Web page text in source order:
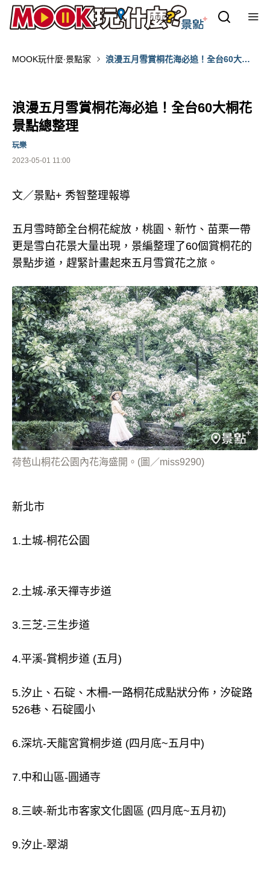
MOOK玩什麼‧景點家
浪漫五月雪賞桐花海必追！全台60大桐
浪漫五月雪賞桐花海必追！全台60大桐花
景點總整理
2023-05-01 11:00
玩樂
文／景點+ 秀智整理報導
五月雪時節全台桐花綻放，桃園、新竹、苗栗一帶
更是雪白花景大量出現，景編整理了60個賞桐花的
景點步道，趕緊計畫起來五月雪賞花之旅。
荷苞山桐花公園內花海盛開。(圖／miss9290)
新北市
1.土城-桐花公園
2.土城-承天禪寺步道
3.三芝-三生步道
4.平溪-賞桐步道 (五月)
5.汐止、石碇、木柵-一路桐花成點狀分佈，汐碇路
526巷、石碇國小
6.深坑-天龍宮賞桐步道 (四月底~五月中)
7.中和山區-圓通寺
8.三峽-新北市客家文化園區 (四月底~五月初)
9.汐止-翠湖